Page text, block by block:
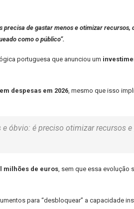
de gastar menos e otimizar
como o público”.
portuguesa que anunciou um
despesas em 2026, mesmo que isso
óbvio: é preciso otimizar recursos
milhões de euros, sem que essa evolução
para “desbloquear” a capacidade